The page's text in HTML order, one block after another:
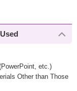
etc.)
Other than Those